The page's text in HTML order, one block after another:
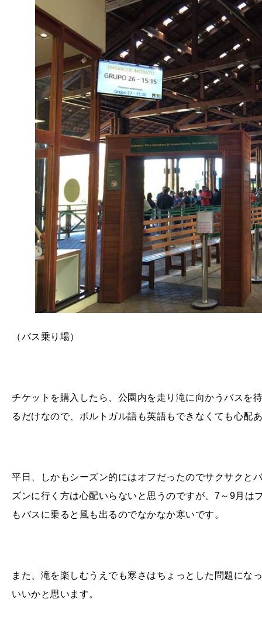
（バス乗り場）
チケットを購入したら、公園内を走り滝に向かうバスを
るだけなので、ポルトガル語も英語もできなくても心配
平日、しかもシーズン的にはオフだったのでサクサク
ズンに行く方は心配いらないと思うのですが、 7～ 9月は
もバスに乗ると風も出るのでなかなか寒いです。
また、滝を楽しむうえでも寒さはちょっとした問題にな
いいかと思います。